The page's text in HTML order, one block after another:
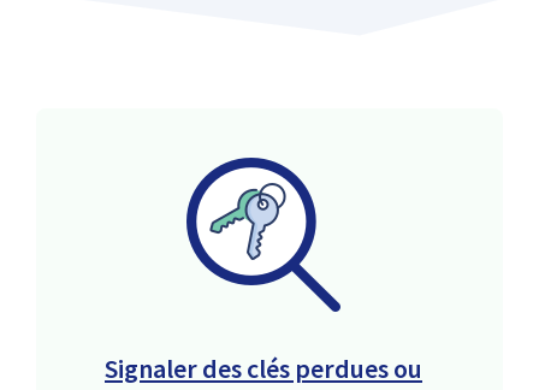
Signaler des clés perdues ou